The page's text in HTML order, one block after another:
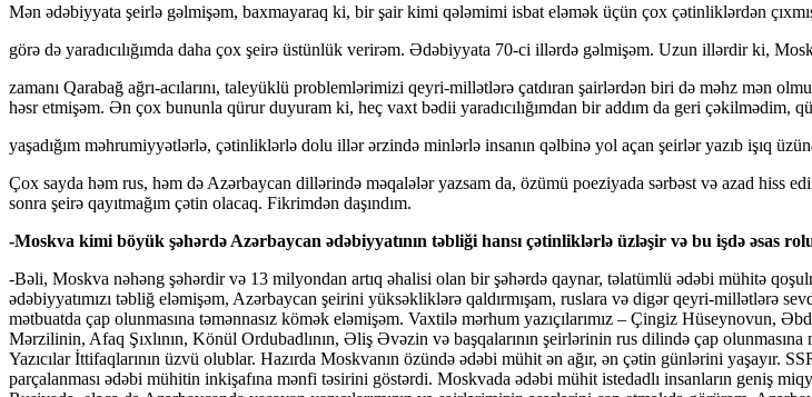
Mən ədəbiyyata şeirlə gəlmişəm, baxmayaraq ki, bir şair kimi qələmimi isbat eləmək üçün çox çətinliklərdən
görə də yaradıcılığımda daha çox şeirə üstünlük verirəm. Ədəbiyyata 70-ci illərdə gəlmişəm. Uzun illərdir ki,
zamanı Qarabağ ağrı-acılarını, taleyüklü problemlərimizi qeyri-millətlərə çatdıran şairlərdən biri də məhz mən
həsr etmişəm. Ən çox bununla qürur duyuram ki, heç vaxt bədii yaradıcılığımdan bir addım da geri çəkilmədim,
yaşadığım məhrumiyyətlərlə, çətinliklərlə dolu illər ərzində minlərlə insanın qəlbinə yol açan şeirlər yazıb işıq
Çox sayda həm rus, həm də Azərbaycan dillərində məqalələr yazsam da, özümü poeziyada sərbəst və azad hiss
sonra şeirə qayıtmağım çətin olacaq. Fikrimdən daşındım.
-Moskva kimi böyük şəhərdə Azərbaycan ədəbiyyatının təbliği hansı çətinliklərlə üzləşir və bu işdə əsas
-Bəli, Moskva nəhəng şəhərdir və 13 milyondan artıq əhalisi olan bir şəhərdə qaynar, təlatümlü ədəbi mühitə
ədəbiyyatımızı təbliğ eləmişəm, Azərbaycan şeirini yüksəkliklərə qaldırmışam, ruslara və digər qeyri-millətlərə
mətbuatda çap olunmasına təmənnasız kömək eləmişəm. Vaxtilə mərhum yazıçılarımız – Çingiz
Mərzilinin, Afaq Şıxlının, Könül Ordubadlının, Əliş Əvəzin və başqalarının şeirlərinin rus dilində çap
Yazıcılar İttifaqlarının üzvü olublar. Hazırda Moskvanın özündə ədəbi mühit ən ağır, ən çətin günlərini yaşayır.
parçalanması ədəbi mühitin inkişafına mənfi təsirini göstərdi. Moskvada ədəbi mühit istedadlı insanların geniş